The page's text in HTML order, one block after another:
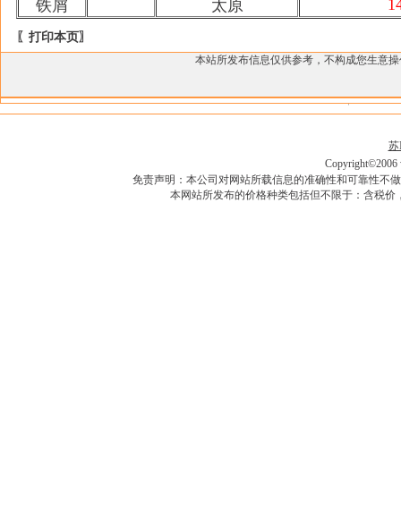
铁屑
太原
〖打印本页〗
本站所发布信息仅供参考，不构成您生意
苏
Copyright©2006
免责声明：本公司对网站所载信息的准确性和可靠性不
本网站所发布的价格种类包括但不限于：含税